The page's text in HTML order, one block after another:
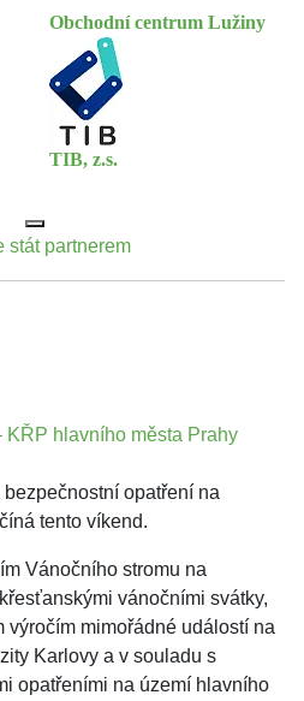
Obchodní centrum Lužiny
TIB, z.s.
stát partnerem
hlavního města Prahy
opatření na
tento víkend.
Vánočního stromu na
vánočními svátky,
výročím mimořádné událostí na
Karlovy a v souladu s
opatřeními na území hlavního